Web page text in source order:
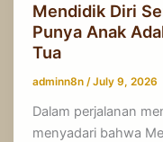
Mendidik Diri
Punya Anak
Tua
adminn8n/July 9, 2026
Dalam perjalanan
menyadari bahwa